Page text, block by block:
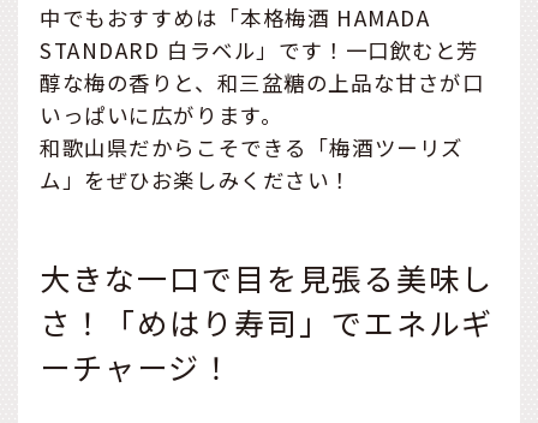
中でもおすすめは「本格梅酒 HAMADA
STANDARD 白ラベル」です！一口飲むと芳
醇な梅の香りと、和三盆糖の上品な甘さが口
いっぱいに広がります。
和歌山県だからこそできる「梅酒ツーリズ
ム」をぜひお楽しみください！
大きな一口で目を見張る美味し
さ！「めはり寿司」でエネルギ
ーチャージ！